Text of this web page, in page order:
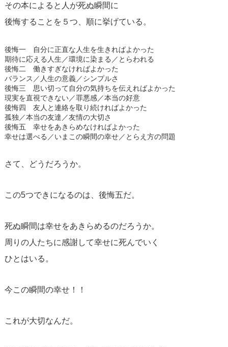
その本によると人が死ぬ瞬間に
後悔することを５つ、順に挙げている。
後悔一 自分に正直な人生を生きればよかった
期待に応える人生／環境に染まる／とらわれる
後悔二 働きすぎなければよかった
バランス／人生の意義／シンプルさ
後悔三 思い切って自分の気持ちを伝えればよかった
現実を直視できない／罪悪感／本当の好意
後悔四 友人と連絡を取り続ければよかった
孤独／本当の友達／友情の大切さ
後悔五 幸せをあきらめなければよかった
幸せは選べる／いまこの瞬間の幸せ／とらえ方の問題
さて、どうだろうか。
この5つできになるのは、後悔五だ。
死ぬ瞬間は幸せをあきらめるのだろうか。
周りの人たちに感謝して幸せに死んでいく
ひとはいる。
今この瞬間の幸せ！！
これが大切なんだ。